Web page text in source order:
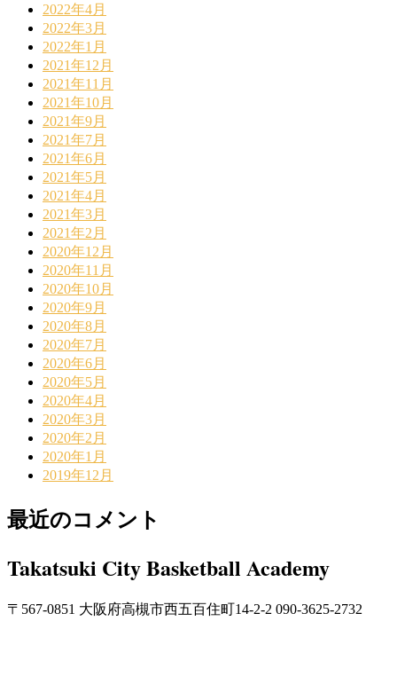
2022年4月
2022年3月
2022年1月
2021年12月
2021年11月
2021年10月
2021年9月
2021年7月
2021年6月
2021年5月
2021年4月
2021年3月
2021年2月
2020年12月
2020年11月
2020年10月
2020年9月
2020年8月
2020年7月
2020年6月
2020年5月
2020年4月
2020年3月
2020年2月
2020年1月
2019年12月
最近のコメント
Takatsuki City Basketball Academy
〒567-0851 大阪府高槻市西五百住町14-2-2 090-3625-2732